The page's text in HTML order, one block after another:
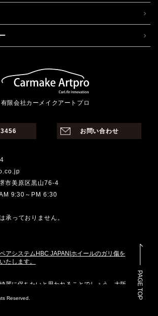
有限会社カーメイクアートプロ
お問い合わせ
市美原区黒山76-4
9:30～PM 6:30
承っておりません。
アシステムHBC JAPAN|ホイールのガリ傷を
たします。
麗に保ちたいと思われることでしょう。大阪
ーティングや車磨きのプロショップとして、
PAGE TOP
Reserved.